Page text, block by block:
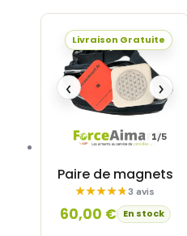
Paire de magnets
3 avis
60,00 € En stock
Livraison Gratuite
‹ ›
1/5